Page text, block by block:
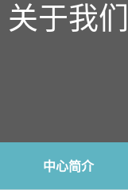
关于我们
中心简介